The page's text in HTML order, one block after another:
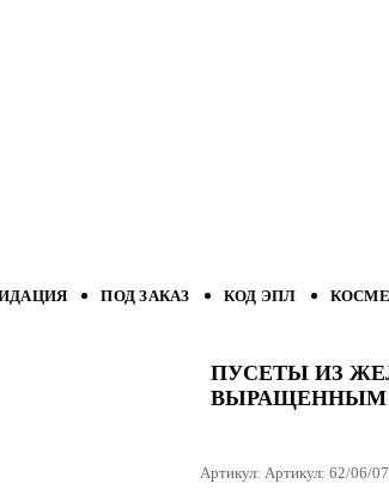
ПОД ЗАКАЗ КОД ЭПЛ
ПУСЕТЫ ИЗ
ВЫРАЩЕННЫМ
Артикул: Артикул: 62/06/